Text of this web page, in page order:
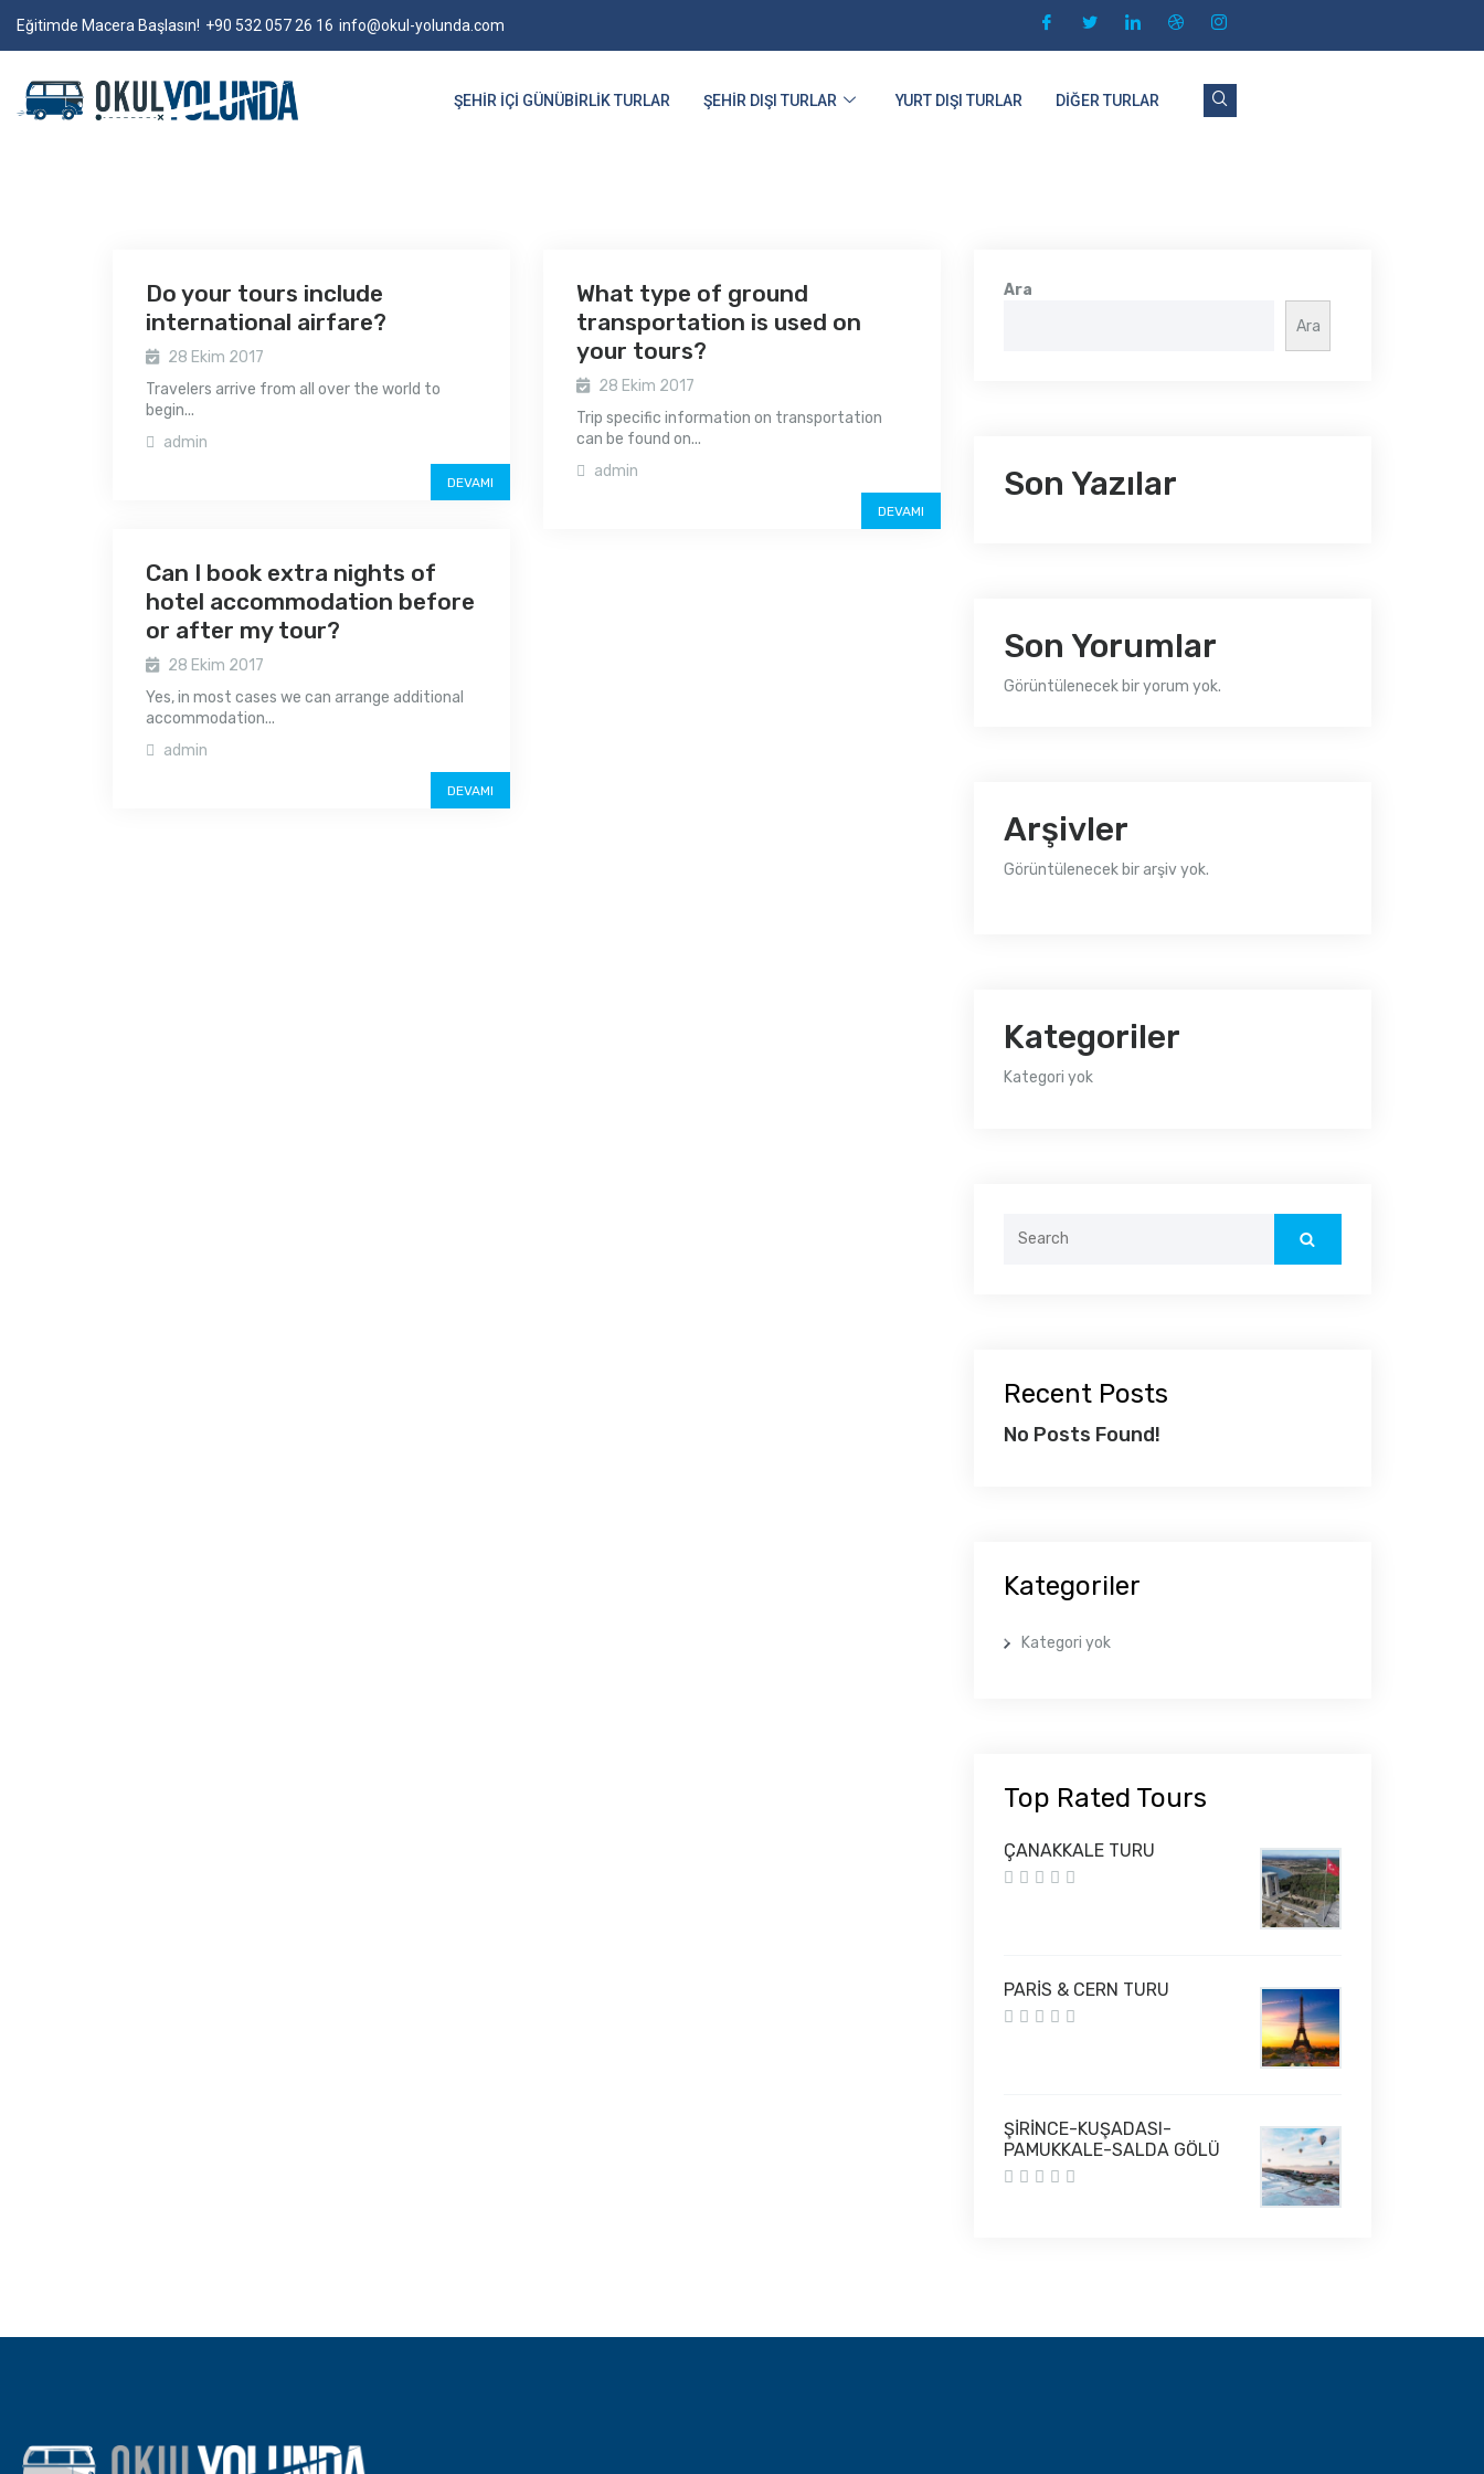
Eğitimde Macera Başlasın! +90 532 057 26 16 info@okul-yolunda.com
ŞEHIR İÇI GÜNÜBIRLIK TURLAR ŞEHIR DIŞI TURLAR YURT DIŞI TURLAR DIĞER TURLAR
Do your tours include
international airfare?
28 Ekim 2017
Travelers arrive from all over the world to
begin...
admin
DEVAMI
What type of ground
transportation is used on
your tours?
28 Ekim 2017
Trip specific information on transportation
can be found on...
admin
DEVAMI
Can I book extra nights of
hotel accommodation before
or after my tour?
28 Ekim 2017
Yes, in most cases we can arrange additional
accommodation...
admin
DEVAMI
Ara
Ara
Son Yazılar
Son Yorumlar
Görüntülenecek bir yorum yok.
Arşivler
Görüntülenecek bir arşiv yok.
Kategoriler
Kategori yok
Recent Posts
No Posts Found!
Kategoriler
Kategori yok
Top Rated Tours
ÇANAKKALE TURU
PARİS & CERN TURU
ŞİRİNCE-KUŞADASI-
PAMUKKALE-SALDA GÖLÜ